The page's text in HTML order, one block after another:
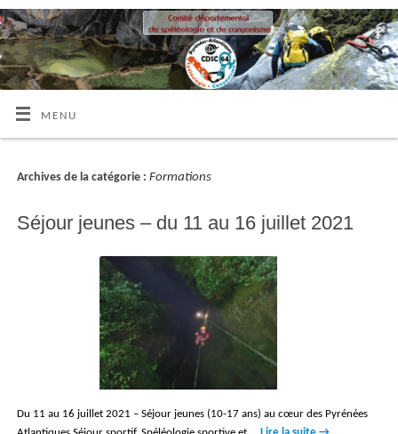
MENU
Archives de la catégorie : Formations
Séjour jeunes – du 11 au 16 juillet 2021
Du 11 au 16 juillet 2021 – Séjour jeunes (10-17 ans) au cœur des Pyrénées